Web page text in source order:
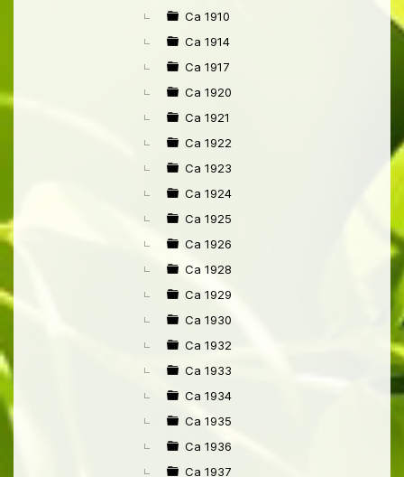
►
Ca 1910
Ca 1914
Ca 1917
Ca 1920
Ca 1921
Ca 1922
Ca 1923
Ca 1924
Ca 1925
Ca 1926
Ca 1928
Ca 1929
Ca 1930
Ca 1932
Ca 1933
Ca 1934
Ca 1935
Ca 1936
Ca 1937